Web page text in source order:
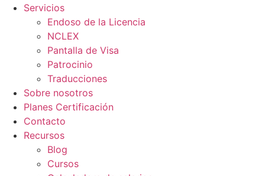
Servicios
Endoso de la Licencia
NCLEX
Pantalla de Visa
Patrocinio
Traducciones
Sobre nosotros
Planes Certificación
Contacto
Recursos
Blog
Cursos